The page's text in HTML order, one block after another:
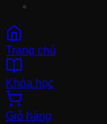
Trang chủ
Khóa học
Giỏ hàng